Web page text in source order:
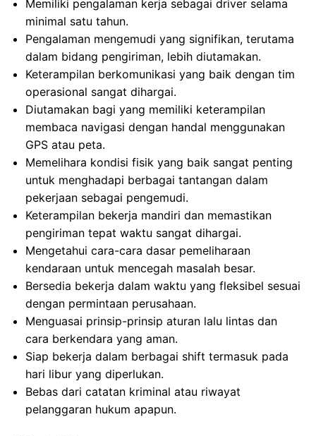
Memiliki pengalaman kerja sebagai driver selama
minimal satu tahun.
Pengalaman mengemudi yang signifikan, terutama
dalam bidang pengiriman, lebih diutamakan.
Keterampilan berkomunikasi yang baik dengan tim
operasional sangat dihargai.
Diutamakan bagi yang memiliki keterampilan
membaca navigasi dengan handal menggunakan
GPS atau peta.
Memelihara kondisi fisik yang baik sangat penting
untuk menghadapi berbagai tantangan dalam
pekerjaan sebagai pengemudi.
Keterampilan bekerja mandiri dan memastikan
pengiriman tepat waktu sangat dihargai.
Mengetahui cara-cara dasar pemeliharaan
kendaraan untuk mencegah masalah besar.
Bersedia bekerja dalam waktu yang fleksibel sesuai
dengan permintaan perusahaan.
Menguasai prinsip-prinsip aturan lalu lintas dan
cara berkendara yang aman.
Siap bekerja dalam berbagai shift termasuk pada
hari libur yang diperlukan.
Bebas dari catatan kriminal atau riwayat
pelanggaran hukum apapun.